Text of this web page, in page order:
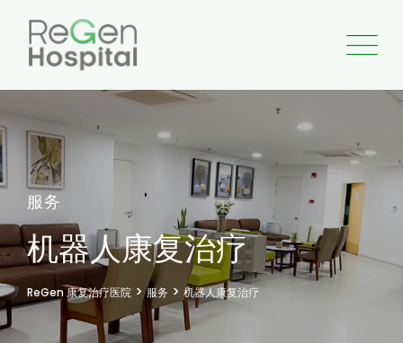
服务
机器人康复治疗
ReGen 康复治疗医院 >服务 > 机器人康复治疗